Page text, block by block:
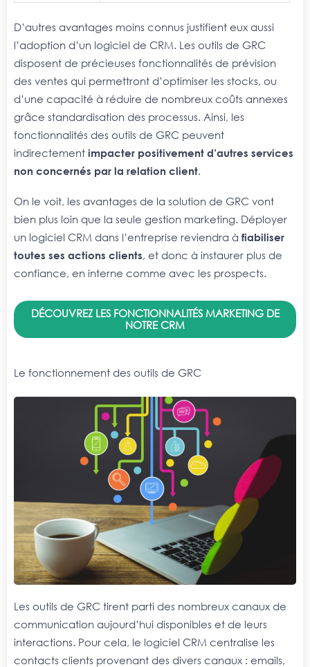
D’autres avantages moins connus justifient eux aussi
l’adoption d’un logiciel de CRM. Les outils de GRC
disposent de précieuses fonctionnalités de prévision
des ventes qui permettront d’optimiser les stocks, ou
d’une capacité à réduire de nombreux coûts annexes
grâce standardisation des processus. Ainsi, les
fonctionnalités des outils de GRC peuvent
indirectement impacter positivement d’autres services
non concernés par la relation client.
On le voit, les avantages de la solution de GRC vont
bien plus loin que la seule gestion marketing. Déployer
un logiciel CRM dans l’entreprise reviendra à fiabiliser
toutes ses actions clients, et donc à instaurer plus de
confiance, en interne comme avec les prospects.
DÉCOUVREZ LES FONCTIONNALITÉS MARKETING DE
NOTRE CRM
Le fonctionnement des outils de GRC
Les outils de GRC tirent parti des nombreux canaux de
communication aujourd’hui disponibles et de leurs
interactions. Pour cela, le logiciel CRM centralise les
contacts clients provenant des divers canaux : emails,